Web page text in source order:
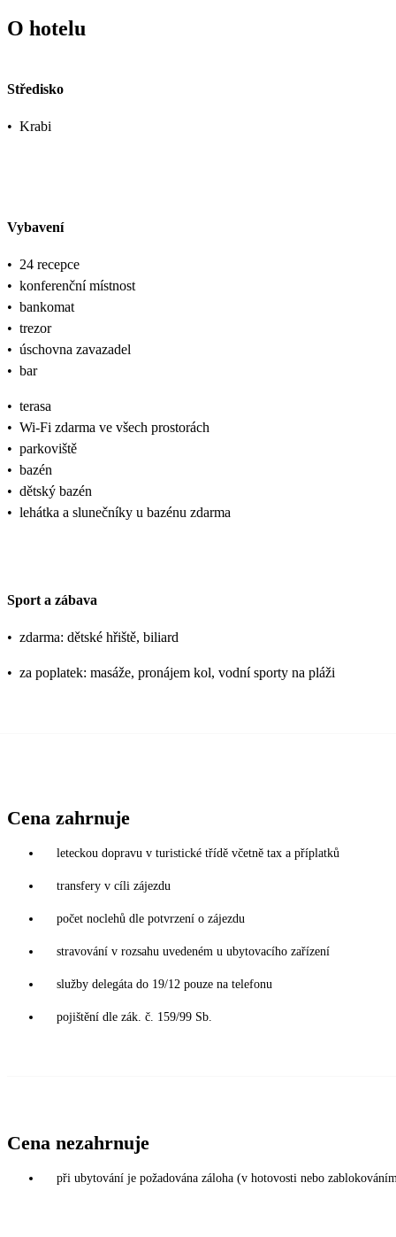
O hotelu
Středisko
• Krabi
Vybavení
• 24 recepce
• konferenční místnost
• bankomat
• trezor
• úschovna zavazadel
• bar
• terasa
• Wi-Fi zdarma ve všech prostorách
• parkoviště
• bazén
• dětský bazén
• lehátka a slunečníky u bazénu zdarma
Sport a zábava
• zdarma: dětské hřiště, biliard
• za poplatek: masáže, pronájem kol, vodní sporty na pláži
Cena zahrnuje
leteckou dopravu v turistické třídě včetně tax a příplatků
transfery v cíli zájezdu
počet noclehů dle potvrzení o zájezdu
stravování v rozsahu uvedeném u ubytovacího zařízení
služby delegáta do 19/12 pouze na telefonu
pojištění dle zák. č. 159/99 Sb.
Cena nezahrnuje
při ubytování je požadována záloha (v hotovosti nebo